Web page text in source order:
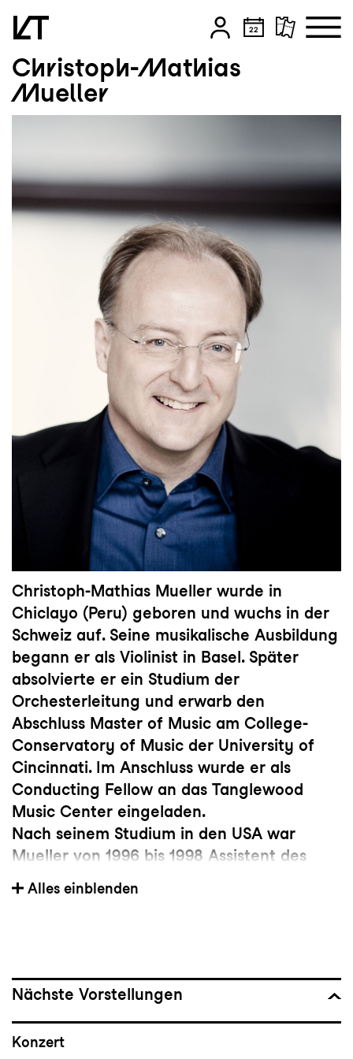
Zum Hauptinhalt springen
Zum Footer springen
Christoph-Mathias
Mueller
Christoph-Mathias Mueller wurde in
Chiclayo (Peru) geboren und wuchs in der
Schweiz auf. Seine musikalische Ausbildung
begann er als Violinist in Basel. Später
absolvierte er ein Studium der
Orchesterleitung und erwarb den
Abschluss Master of Music am College-
Conservatory of Music der University of
Cincinnati. Im Anschluss wurde er als
Conducting Fellow an das Tanglewood
Music Center eingeladen.
Nach seinem Studium in den USA war
Mueller von 1996 bis 1998 Assistent des
Dirigenten Vladimir Ashkenazy beim
Deutschen Symphonie Orchester (DSO).
Competition. 2001 wurde er von Claudio
Mahler Jugendorchesters engagiert. sowie
von 2003 bis 2005 in derselben Funktion
Alles einblenden
Nächste Vorstellungen
Konzert